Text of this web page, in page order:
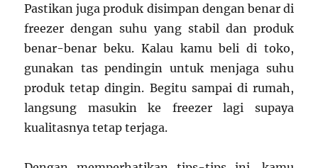
Pastikan juga produk disimpan dengan benar di
freezer dengan suhu yang stabil dan produk
benar-benar beku. Kalau kamu beli di toko,
gunakan tas pendingin untuk menjaga suhu
produk tetap dingin. Begitu sampai di rumah,
langsung masukin ke freezer lagi supaya
kualitasnya tetap terjaga.